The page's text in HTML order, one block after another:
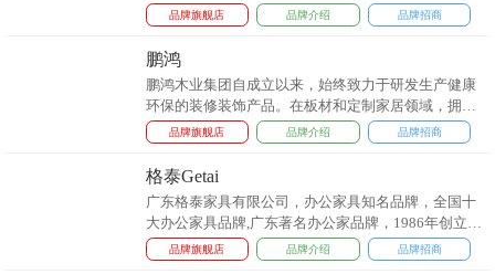
理念，致力于为消费者提供美观、实用、健康、环保
的高品质定制，立志成为中国不锈钢全屋定制行业领
军品牌。创立至今，富兰卡始终坚持以“创新的设
计、环保的材料、严谨的工艺、6H如家服务”为宗
旨，为消费者打造健康、无忧的定制生活。...
品牌旗舰店 品牌介绍 品牌招商
鹏鸿
鹏鸿木业集团自成立以来，始终致力于研发生产健康
环保的装修装饰产品。在板材和定制家居领域，拥有
生产、研发、设计、服务等完善的业务体系。旗下拥
有生态板、细木工板、颗粒板、饰面板、欧松板、多
层板、阻燃板、石膏板、胶合板等各类板材、定制家
具、木门、地板、五金化工等系列产品，形成从基础
板材到家居系列产品的完整产业链。...
品牌旗舰店 品牌介绍 品牌招商
格泰Getai
广东格泰家具有限公司，办公家具知名品牌，全国十
大办公家具品牌,广东著名办公家品牌，1986年创立于
广东江门，广东地区较大的办公家具制造厂商之一，
全国少有的全系列产品生产的综合制造厂商。...
品牌旗舰店 品牌介绍 品牌招商